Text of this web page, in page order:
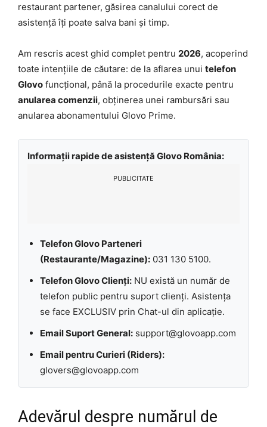
restaurant partener, găsirea canalului corect de
asistență îți poate salva bani și timp.
Am rescris acest ghid complet pentru 2026, acoperind
toate intențiile de căutare: de la aflarea unui telefon
Glovo funcțional, până la procedurile exacte pentru
anularea comenzii, obținerea unei rambursări sau
anularea abonamentului Glovo Prime.
Informații rapide de asistență Glovo România:
PUBLICITATE
Telefon Glovo Parteneri
(Restaurante/Magazine): 031 130 5100.
Telefon Glovo Clienți: NU există un număr de
telefon public pentru suport clienți. Asistența
se face EXCLUSIV prin Chat-ul din aplicație.
Email Suport General: support@glovoapp.com
Email pentru Curieri (Riders):
glovers@glovoapp.com
Adevărul despre numărul de